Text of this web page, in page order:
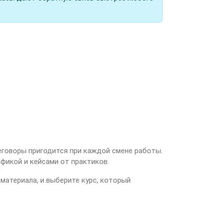
пригодится при каждой смене работы.
и кейсами от практиков.
и выберите курс, который